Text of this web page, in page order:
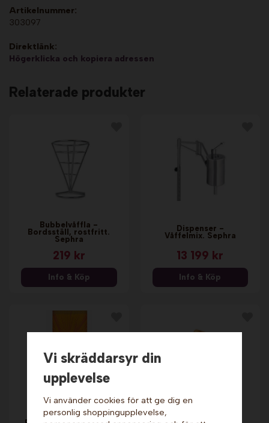
Artikelnummer:
303097
Direktlänk:
Högerklicka och kopiera adressen
Relaterade produkter
Bubbelvåffla -
Bordsställ, rostfritt.
Sephra
219 kr
Info & Köp
Dispenser -
Våffelmix. Sephra
13 199 kr
Info & Köp
Amerikansk
Vi skräddarsyr din
upplevelse
Vi använder cookies för att ge dig en
personlig shoppingupplevelse,